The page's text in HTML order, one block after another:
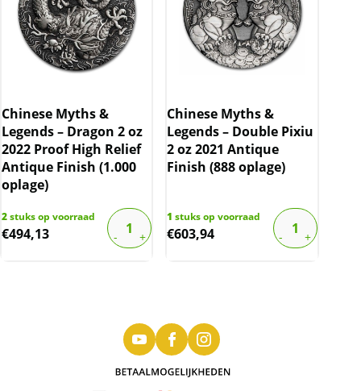
Chinese Myths &
Legends – Dragon 2 oz
2022 Proof High Relief
Antique Finish (1.000
oplage)
2stuks op voorraad
€494,13
Chinese Myths &
Legends – Double Pixiu
2 oz 2021 Antique
Finish (888 oplage)
1 stuks op voorraad
€603,94